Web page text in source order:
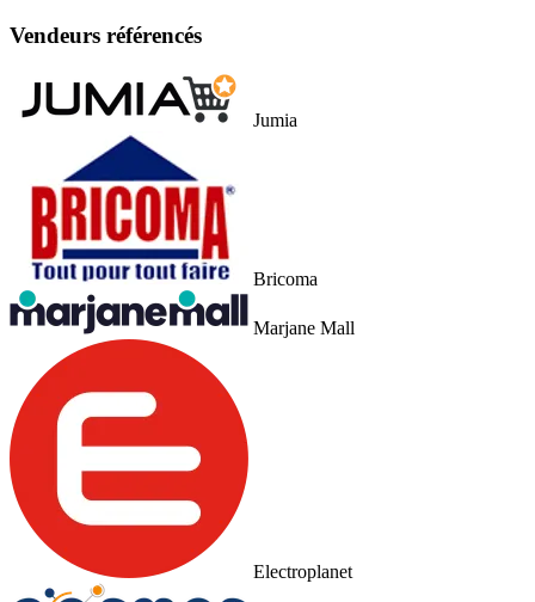
Vendeurs référencés
Jumia
Bricoma
Marjane Mall
Electroplanet